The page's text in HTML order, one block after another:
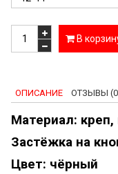
В
ОПИСАНИЕ ОТЗЫВЫ
Материал: креп,
Застёжка на
Цвет: чёрный